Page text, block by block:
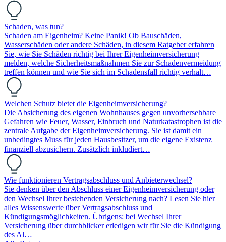
Schaden, was tun?
Schaden am Eigenheim? Keine Panik! Ob Bauschäden,
Wasserschäden oder andere Schäden, in diesem Ratgeber erfahren
Sie, wie Sie Schäden richtig bei Ihrer Eigenheimversicherung
melden, welche Sicherheitsmaßnahmen Sie zur Schadenvermeidung
treffen können und wie Sie sich im Schadensfall richtig verhalt…
Welchen Schutz bietet die Eigenheimversicherung?
Die Absicherung des eigenen Wohnhauses gegen unvorhersehbare
Gefahren wie Feuer, Wasser, Einbruch und Naturkatastrophen ist die
zentrale Aufgabe der Eigenheimversicherung. Sie ist damit ein
unbedingtes Muss für jeden Hausbesitzer, um die eigene Existenz
finanziell abzusichern. Zusätzlich inkludiert…
Wie funktionieren Vertragsabschluss und Anbieterwechsel?
Sie denken über den Abschluss einer Eigenheimversicherung oder
den Wechsel Ihrer bestehenden Versicherung nach? Lesen Sie hier
alles Wissenswerte über Vertragsabschluss und
Kündigungsmöglichkeiten. Übrigens: bei Wechsel Ihrer
Versicherung über durchblicker erledigen wir für Sie die Kündigung
des Al…